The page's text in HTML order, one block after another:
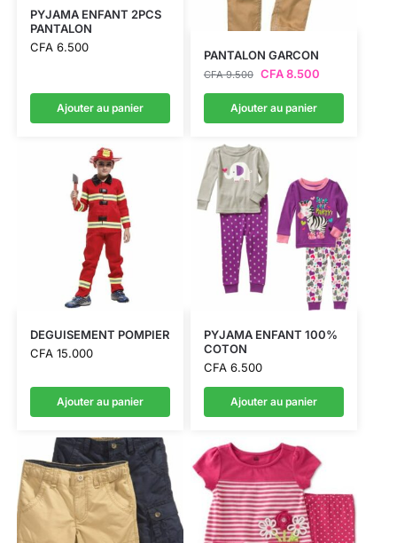
PYJAMA ENFANT 2PCS
PANTALON
CFA6.500
Ajouter au panier
PANTALON GARCON
CFA9.500 CFA8.500
Ajouter au panier
DEGUISEMENT POMPIER
CFA15.000
Ajouter au panier
PYJAMA ENFANT 100%
COTON
CFA6.500
Ajouter au panier